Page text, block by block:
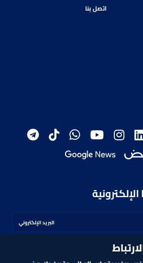
اتصل بنا
اشترك